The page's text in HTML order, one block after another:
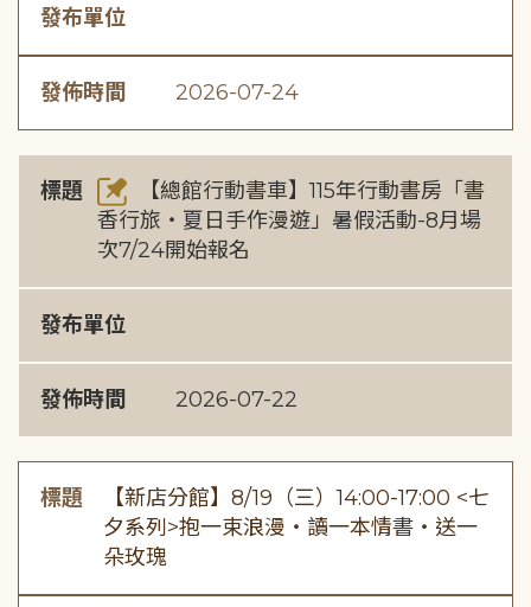
發布單位
發佈時間 2026-07-24
標題
【總館行動書車】115年行動書房「書
香行旅・夏日手作漫遊」暑假活動-8月場
次7/24開始報名
發布單位
發佈時間 2026-07-22
標題
【新店分館】8/19（三）14:00-17:00 <七
夕系列>抱一束浪漫・讀一本情書・送一
朵玫瑰